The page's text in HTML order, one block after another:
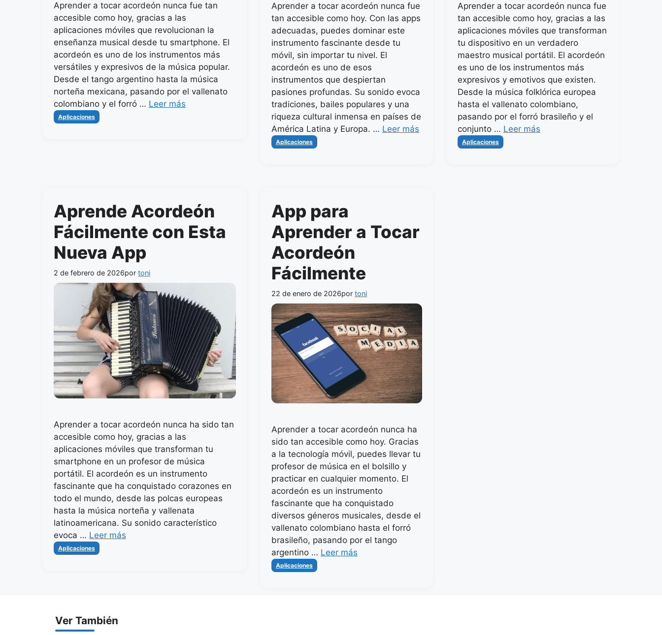
Aprender a tocar acordeón nunca fue tan
accesible como hoy, gracias a las
aplicaciones móviles que revolucionan la
enseñanza musical desde tu smartphone. El
acordeón es uno de los instrumentos más
versátiles y expresivos de la música popular.
Desde el tango argentino hasta la música
norteña mexicana, pasando por el vallenato
colombiano y el forró … Leer más
Categorías
Aplicaciones
Aprender a tocar acordeón nunca fue
tan accesible como hoy. Con las apps
adecuadas, puedes dominar este
instrumento fascinante desde tu
móvil, sin importar tu nivel. El
acordeón es uno de esos
instrumentos que despiertan
pasiones profundas. Su sonido evoca
tradiciones, bailes populares y una
riqueza cultural inmensa en países de
América Latina y Europa. … Leer más
Categorías
Aplicaciones
Aprender a tocar acordeón nunca fue
tan accesible como hoy, gracias a las
aplicaciones móviles que transforman
tu dispositivo en un verdadero
maestro musical portátil. El acordeón
es uno de los instrumentos más
expresivos y emotivos que existen.
Desde la música folklórica europea
hasta el vallenato colombiano,
pasando por el forró brasileño y el
conjunto … Leer más
Categorías
Aplicaciones
Aprende Acordeón
Fácilmente con Esta
Nueva App
2 de febrero de 2026por toni
Aprender a tocar acordeón nunca ha sido tan
accesible como hoy, gracias a las
aplicaciones móviles que transforman tu
smartphone en un profesor de música
portátil. El acordeón es un instrumento
fascinante que ha conquistado corazones en
todo el mundo, desde las polcas europeas
hasta la música norteña y vallenata
latinoamericana. Su sonido característico
evoca … Leer más
Categorías
Aplicaciones
App para
Aprender a Tocar
Acordeón
Fácilmente
22 de enero de 2026por toni
Aprender a tocar acordeón nunca ha
sido tan accesible como hoy. Gracias
a la tecnología móvil, puedes llevar tu
profesor de música en el bolsillo y
practicar en cualquier momento. El
acordeón es un instrumento
fascinante que ha conquistado
diversos géneros musicales, desde el
vallenato colombiano hasta el forró
brasileño, pasando por el tango
argentino … Leer más
Categorías
Aplicaciones
Ver También